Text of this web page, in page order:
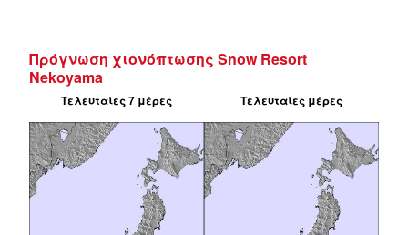
Πρόγνωση χιονόπτωσης Snow Resort
Nekoyama
Τελευταίες 7 μέρες Τελευταίες μέρες